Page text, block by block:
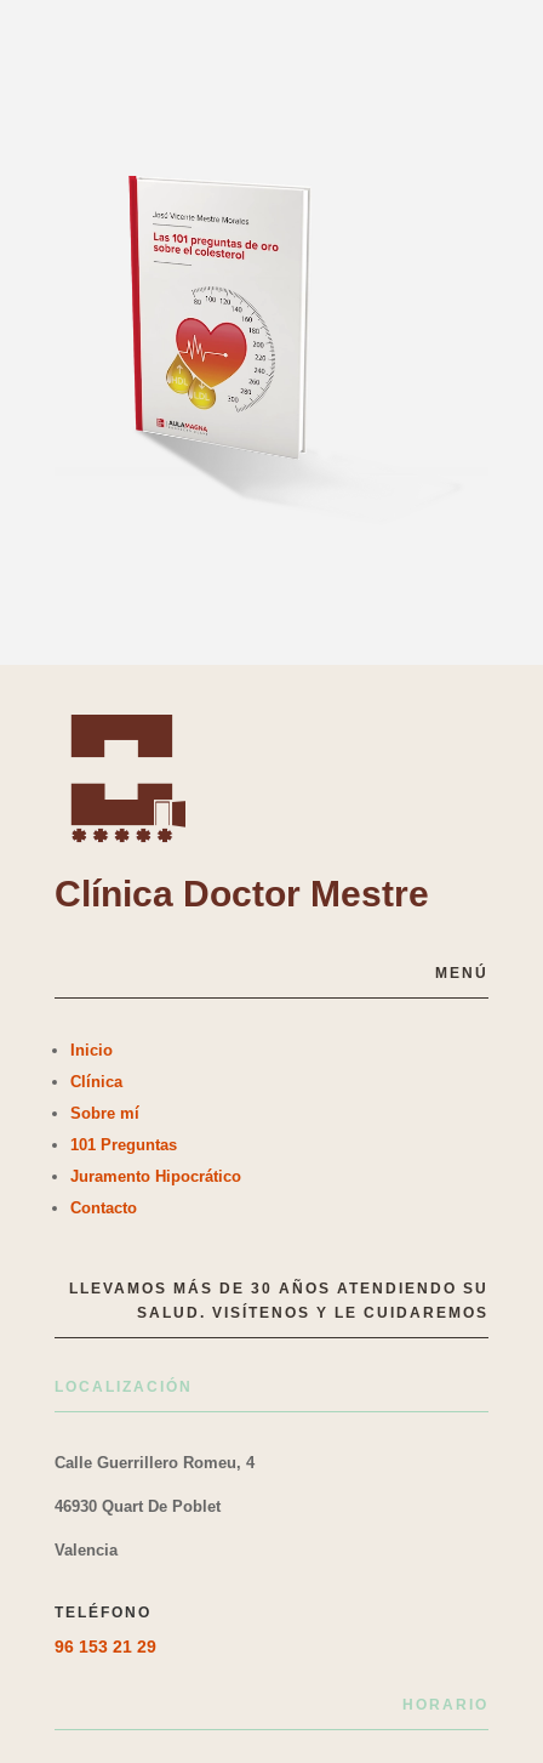
Clínica Doctor Mestre
MENÚ
Inicio
Clínica
Sobre mí
101 Preguntas
Juramento Hipocrático
Contacto
LLEVAMOS MÁS DE 30 AÑOS ATENDIENDO SU
SALUD. VISÍTENOS Y LE CUIDAREMOS
LOCALIZACIÓN
Calle Guerrillero Romeu, 4
46930 Quart De Poblet
Valencia
TELÉFONO
96 153 21 29
HORARIO